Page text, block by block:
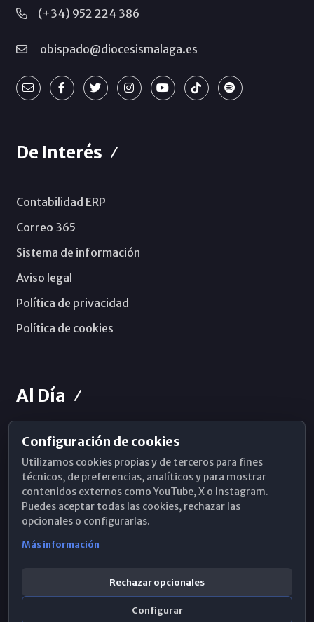
(+34) 952 224 386
obispado@diocesismalaga.es
De Interés
Contabilidad ERP
Correo 365
Sistema de información
Aviso legal
Política de privacidad
Política de cookies
Al Día
Horarios de Misa
Hemeroteca
WhatsApp
Configuración de cookies
Utilizamos cookies propias y de terceros para fines
técnicos, de preferencias, analíticos y para mostrar
contenidos externos como YouTube, X o Instagram.
Puedes aceptar todas las cookies, rechazar las
opcionales o configurarlas.
Más información
Rechazar opcionales
Configurar